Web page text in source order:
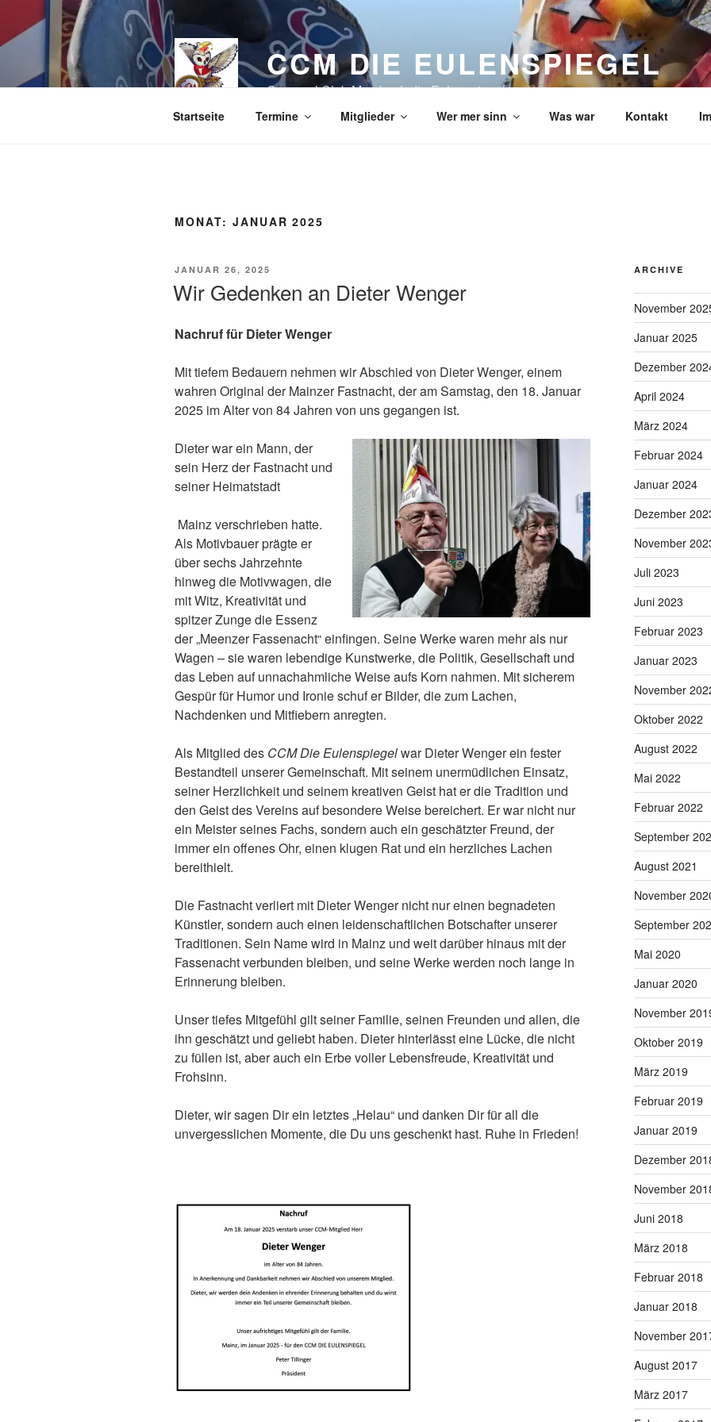
Inhalt
springen
CCM DIE EULENSPIEGEL
Carneval Club Mombach die Eulenspiegel
Startseite Termine Mitglieder Wer mer sinn Was war Kontakt
MONAT: JANUAR 2025
VERÖFFENTLICHT
JANUAR 26, 2025
Wir Gedenken an Dieter Wenger
Nachruf für Dieter Wenger
Mit tiefem Bedauern nehmen wir Abschied von Dieter Wenger, einem
wahren Original der Mainzer Fastnacht, der am Samstag, den 18. Januar
2025 im Alter von 84 Jahren von uns gegangen ist.
Dieter war ein Mann, der
sein Herz der Fastnacht und
seiner Heimatstadt
Mainz verschrieben hatte.
Als Motivbauer prägte er
über sechs Jahrzehnte
hinweg die Motivwagen, die
mit Witz, Kreativität und
spitzer Zunge die Essenz
der „Meenzer Fassenacht“ einfingen. Seine Werke waren mehr als nur
Wagen – sie waren lebendige Kunstwerke, die Politik, Gesellschaft und
das Leben auf unnachahmliche Weise aufs Korn nahmen. Mit sicherem
Gespür für Humor und Ironie schuf er Bilder, die zum Lachen,
Nachdenken und Mitfiebern anregten.
Als Mitglied des CCM Die Eulenspiegelwar Dieter Wenger ein fester
Bestandteil unserer Gemeinschaft. Mit seinem unermüdlichen Einsatz,
seiner Herzlichkeit und seinem kreativen Geist hat er die Tradition und
den Geist des Vereins auf besondere Weise bereichert. Er war nicht nur
ein Meister seines Fachs, sondern auch ein geschätzter Freund, der
immer ein offenes Ohr, einen klugen Rat und ein herzliches Lachen
bereithielt.
Die Fastnacht verliert mit Dieter Wenger nicht nur einen begnadeten
Künstler, sondern auch einen leidenschaftlichen Botschafter unserer
Traditionen. Sein Name wird in Mainz und weit darüber hinaus mit der
Fassenacht verbunden bleiben, und seine Werke werden noch lange in
Erinnerung bleiben.
Unser tiefes Mitgefühl gilt seiner Familie, seinen Freunden und allen, die
ihn geschätzt und geliebt haben. Dieter hinterlässt eine Lücke, die nicht
zu füllen ist, aber auch ein Erbe voller Lebensfreude, Kreativität und
Frohsinn.
Dieter, wir sagen Dir ein letztes „Helau“ und danken Dir für all die
unvergesslichen Momente, die Du uns geschenkt hast. Ruhe in Frieden!
ARCHIVE
November
Januar 2025
Dezember
April 2024
März 2024
Februar 2024
Januar 2024
Dezember
November
Juli 2023
Juni 2023
Februar 2023
Januar 2023
November
Oktober 2022
August 2022
Mai 2022
Februar 2022
September
August 2021
November
September
Mai 2020
Januar 2020
November
Oktober 2019
März 2019
Februar 2019
Januar 2019
Dezember
November
Juni 2018
März 2018
Februar 2018
Januar 2018
November
August 2017
März 2017